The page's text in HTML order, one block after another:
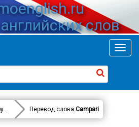
слов
Английский - русский Перевод слова Campari